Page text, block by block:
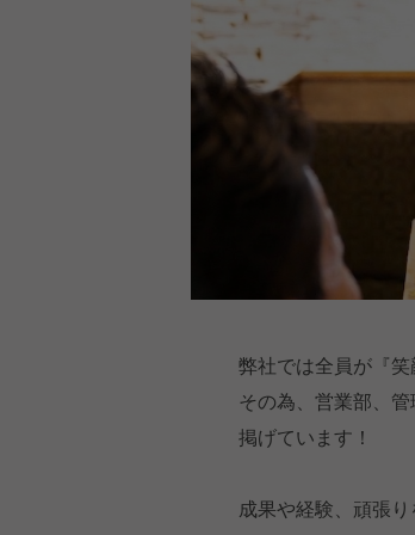
弊社では全員が『
その為、営業部、
掲げています！
成果や経験、頑張